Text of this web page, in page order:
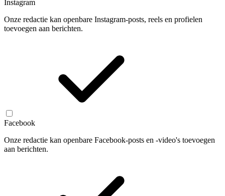
Instagram
Onze redactie kan openbare Instagram-posts, reels en profielen
toevoegen aan berichten.
Facebook
Onze redactie kan openbare Facebook-posts en -video's toevoegen
aan berichten.